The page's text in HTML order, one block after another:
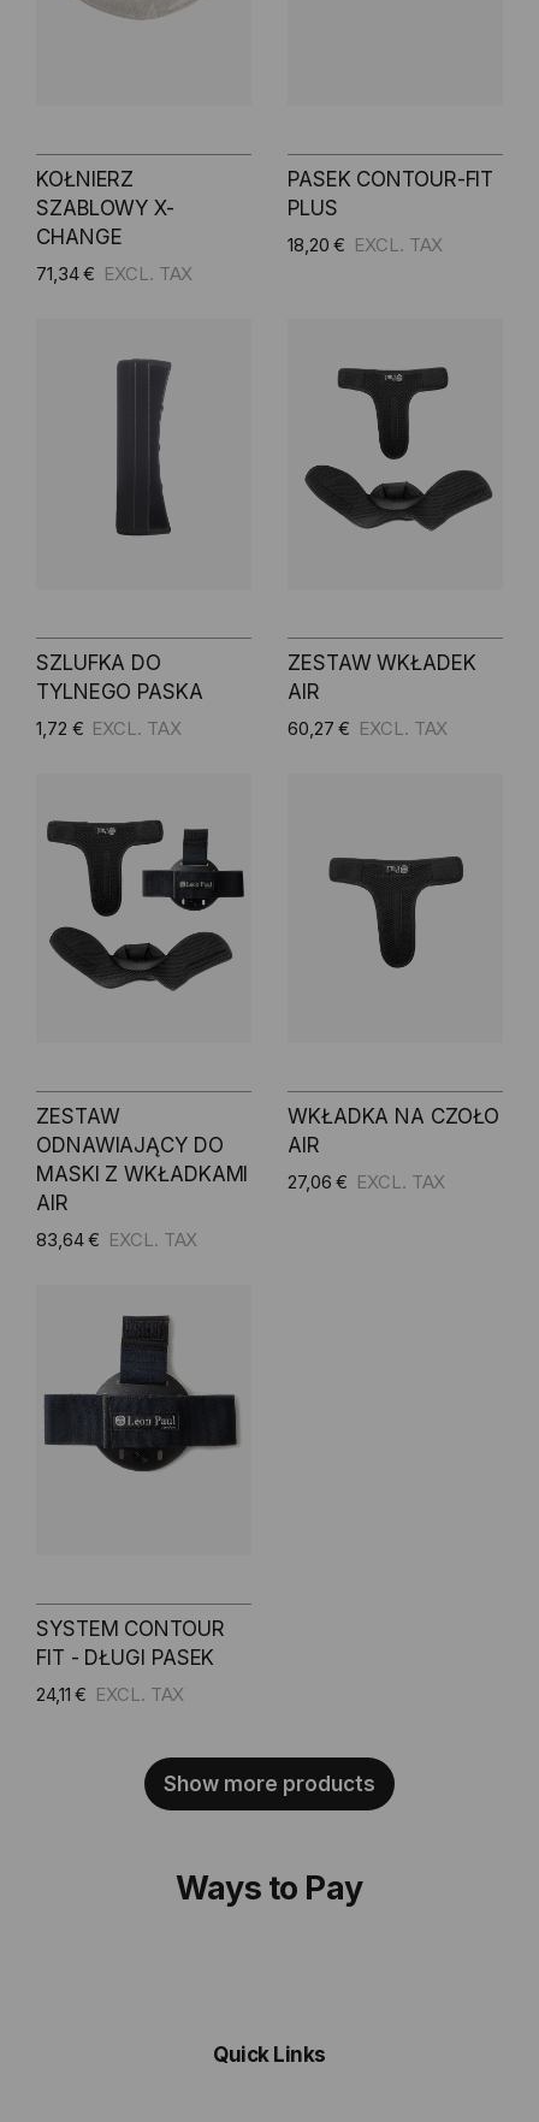
KOŁNIERZ
SZABLOWY X-
CHANGE
71,34 €
PASEK CONTOUR-FIT
PLUS
18,20 €
SZLUFKA DO
TYLNEGO PASKA
1,72 €
ZESTAW WKŁADEK
AIR
60,27 €
ZESTAW
ODNAWIAJĄCY DO
MASKI Z WKŁADKAMI
AIR
83,64 €
WKŁADKA NA CZOŁO
AIR
27,06 €
SYSTEM CONTOUR
FIT - DŁUGI PASEK
24,11 €
Show more products
Ways to Pay
Quick Links